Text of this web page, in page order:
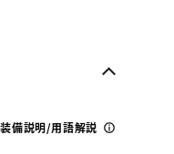
装備説明/用語解説